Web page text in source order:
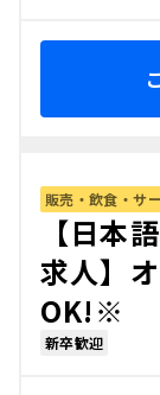
販売・飲食・サ
【日本
求人】
OK!※
新卒歓迎